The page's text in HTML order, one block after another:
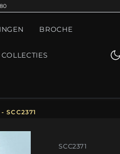
BROCHE
COLLECTIES
SCC2371
SCC2371